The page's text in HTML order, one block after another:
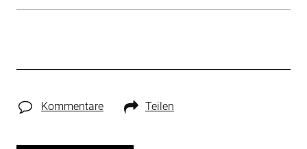
Kommentare Teilen